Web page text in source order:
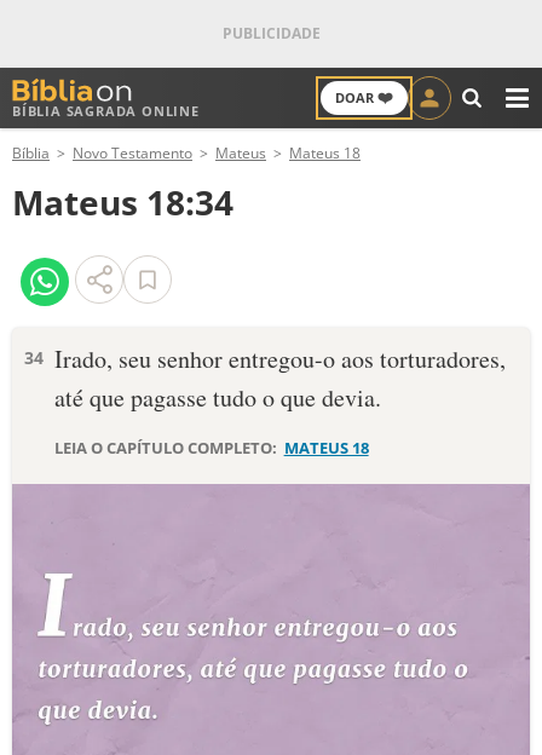
BÍBLIA SAGRADA ONLINE
DOAR ❤️
ANTIGO TESTAMENTO
NOVO TESTAMENTO
VERSÍCULOS
PALAVRA DO DIA
10 MANDAMENTOS
ESTUDOS BÍBLICOS
ESBOÇOS DE PREGAÇÃO
Bíblia Novo Testamento Mateus Mateus 18
Mateus 18:34
34 Irado, seu senhor entregou-o aos torturadores,
até que pagasse tudo o que devia.
LEIA O CAPÍTULO COMPLETO: MATEUS 18